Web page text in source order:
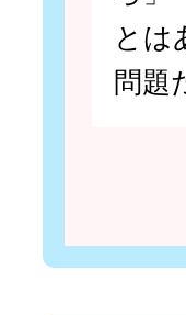
とは
問題